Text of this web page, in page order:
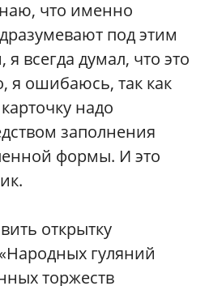
что именно
под этим
всегда думал, что это
я ошибаюсь, так как
надо
заполнения
формы. И это
открытку
гуляний
торжеств